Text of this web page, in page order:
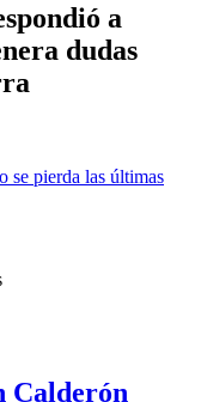
a
dudas
se pierda las últimas
Calderón